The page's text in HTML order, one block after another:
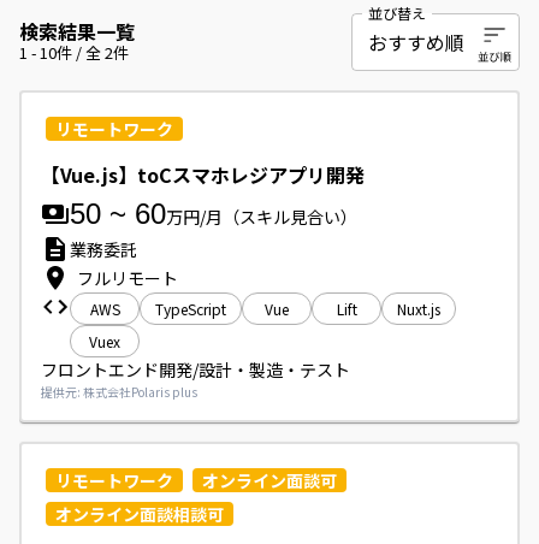
検索結果一覧
1 -10件 / 全2件
並び替え
リモートワーク
【Vue.js】toCスマホレジアプリ開発
50 ~ 60万円/月 （スキル見合い）
業務委託
フルリモート
AWS TypeScript Vue Lift
Nuxt.js
Vuex
フロントエンド開発/設計・製造・テスト
提供元: 株式会社Polaris plus
リモートワーク
オンライン面談可
オンライン面談相談可